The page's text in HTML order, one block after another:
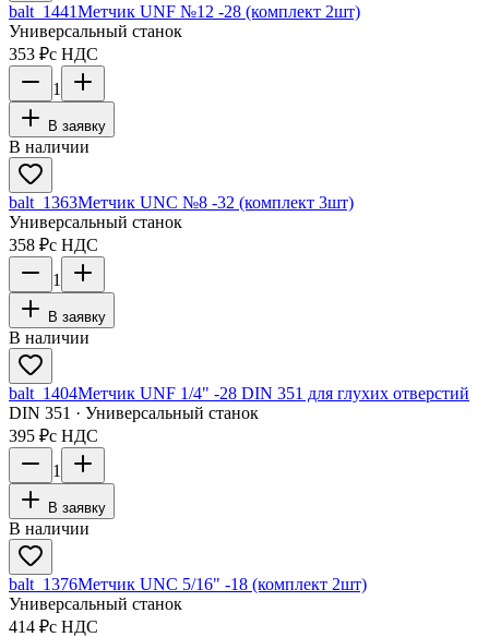
balt_1441Метчик UNF №12 -28 (комплект 2шт)
Универсальный станок
353 ₽с НДС
1
В заявку
В наличии
balt_1363Метчик UNC №8 -32 (комплект 3шт)
Универсальный станок
358 ₽с НДС
1
В заявку
В наличии
balt_1404Метчик UNF 1/4" -28 DIN 351 для глухих отверстий
DIN 351 · Универсальный станок
395 ₽с НДС
1
В заявку
В наличии
balt_1376Метчик UNC 5/16" -18 (комплект 2шт)
Универсальный станок
414 ₽с НДС